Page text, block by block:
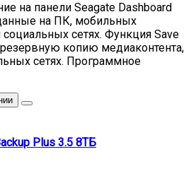
на панели Seagate Dashboard
на ПК, мобильных
социальных сетях. Функция Save
копию медиаконтента,
сетях. Программное
Plus 3.5 8ТБ